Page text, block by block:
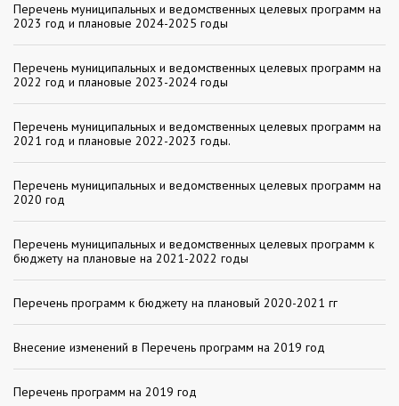
Перечень муниципальных и ведомственных целевых программ на
2023 год и плановые 2024-2025 годы
Перечень муниципальных и ведомственных целевых программ на
2022 год и плановые 2023-2024 годы
Перечень муниципальных и ведомственных целевых программ на
2021 год и плановые 2022-2023 годы.
Перечень муниципальных и ведомственных целевых программ на
2020 год
Перечень муниципальных и ведомственных целевых программ к
бюджету на плановые на 2021-2022 годы
Перечень программ к бюджету на плановый 2020-2021 гг
Внесение изменений в Перечень программ на 2019 год
Перечень программ на 2019 год